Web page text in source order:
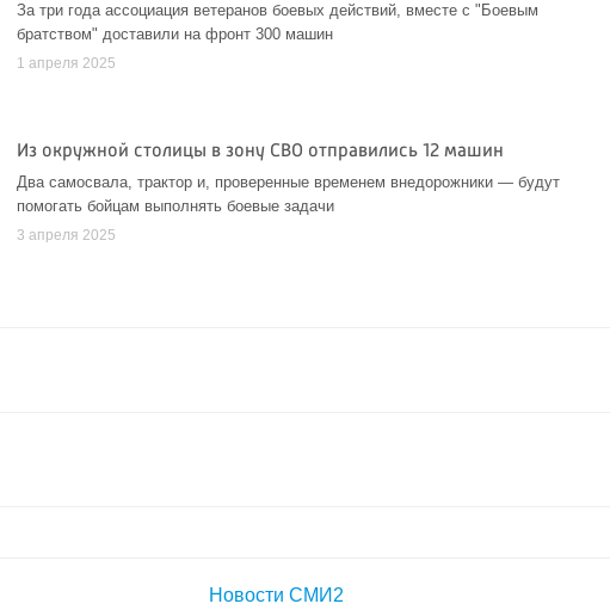
За три года ассоциация ветеранов боевых действий, вместе с "Боевым
братством" доставили на фронт 300 машин
1 апреля 2025
Из окружной столицы в зону СВО отправились 12 машин
Два самосвала, трактор и, проверенные временем внедорожники — будут
помогать бойцам выполнять боевые задачи
3 апреля 2025
Новости СМИ2